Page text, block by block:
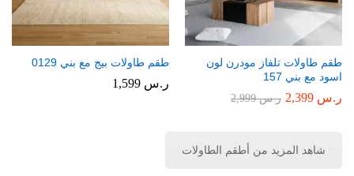
طقم طاولات تلفاز مودرن لون
اسود مع بني 157
ر.س ر.س2,999
طقم طاولات بيج مع بني 0129
ر.س
شاهد المزيد من أطقم الطاولات